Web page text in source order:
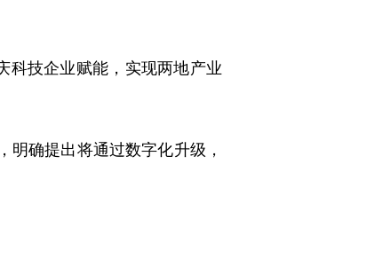
技企业赋能，实现两地产业
确提出将通过数字化升级，